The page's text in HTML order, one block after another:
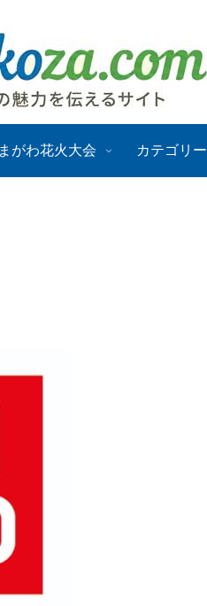
がわ花火大会 カテゴリー